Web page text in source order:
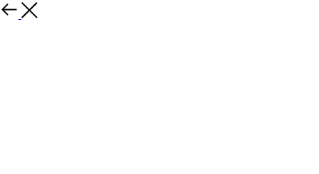
Назад